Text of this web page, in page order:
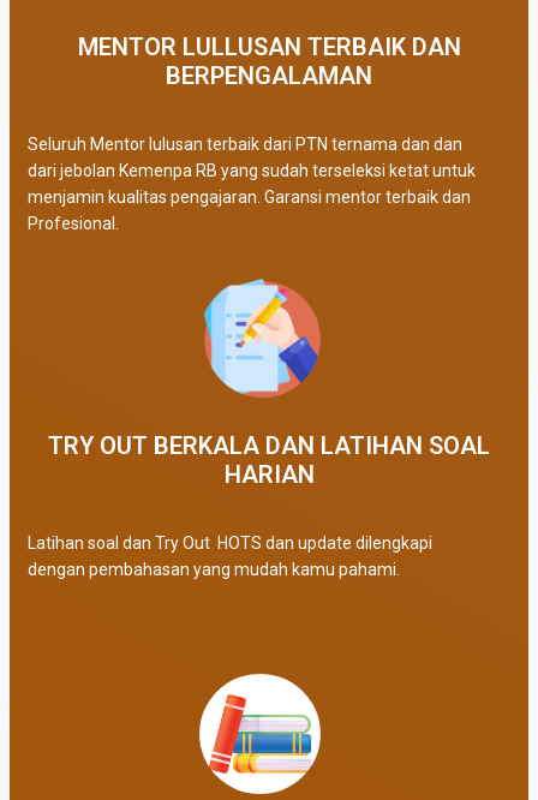
MENTOR LULLUSAN TERBAIK DAN
BERPENGALAMAN
Seluruh Mentor lulusan terbaik dari PTN ternama dan dan
dari jebolan Kemenpa RB yang sudah terseleksi ketat untuk
menjamin kualitas pengajaran. Garansi mentor terbaik dan
Profesional.
TRY OUT BERKALA DAN LATIHAN SOAL
HARIAN
Latihan soal dan Try Out HOTS dan update dilengkapi
dengan pembahasan yang mudah kamu pahami.